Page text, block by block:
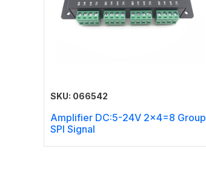
SKU: 066542
Amplifier DC:5-24V 2×4=8 Group
SPI Signal